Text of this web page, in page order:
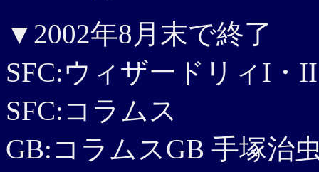
▼2002年8月末で終了
SFC:ウィザードリィI・
SFC:コラムス
GB:コラムスGB 手塚治